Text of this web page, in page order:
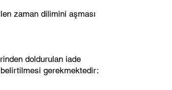
zaman dilimini aşması
doldurulan iade
belirtilmesi gerekmektedir: